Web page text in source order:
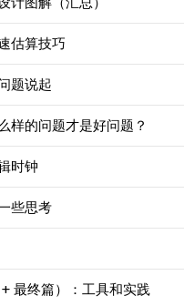
估算技巧
题说起
样的问题才是好问题？
时钟
些思考
最终篇）：工具和实践